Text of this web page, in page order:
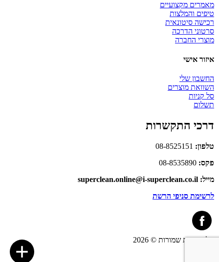
מאמרים מקצועיים
טיפים והמלצות
רכישה סיטונאית
סרטוני הדרכה
מוצרי החברה
איזור אישי
החשבון שלי
השוואת מוצרים
סל קניות
תשלום
דרכי התקשרות
טלפון:
פקס: 08-8535890
מייל: superclean.online@i-superclean.co.il
לרשימת סניפי הרשת
כל הזכויות שמורות © 2026